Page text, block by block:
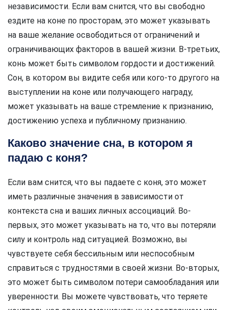
независимости. Если вам снится, что вы свободно
ездите на коне по просторам, это может указывать
на ваше желание освободиться от ограничений и
ограничивающих факторов в вашей жизни. В-третьих,
конь может быть символом гордости и достижений.
Сон, в котором вы видите себя или кого-то другого на
выступлении на коне или получающего награду,
может указывать на ваше стремление к признанию,
достижению успеха и публичному признанию.
Каково значение сна, в котором я
падаю с коня?
Если вам снится, что вы падаете с коня, это может
иметь различные значения в зависимости от
контекста сна и ваших личных ассоциаций. Во-
первых, это может указывать на то, что вы потеряли
силу и контроль над ситуацией. Возможно, вы
чувствуете себя бессильным или неспособным
справиться с трудностями в своей жизни. Во-вторых,
это может быть символом потери самообладания или
уверенности. Вы можете чувствовать, что теряете